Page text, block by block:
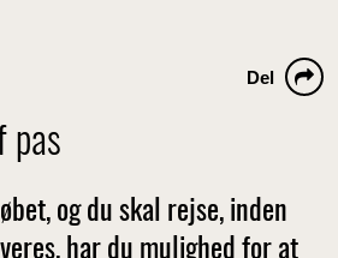
pas
Del
og du skal rejse, inden
har du mulighed for at